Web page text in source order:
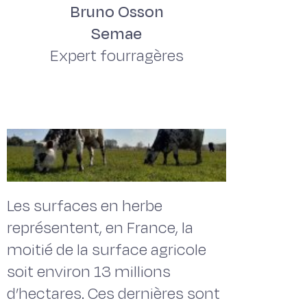
Bruno Osson
Semae
Expert fourragères
Les surfaces en herbe
représentent, en France, la
moitié de la surface agricole
soit environ 13 millions
d’hectares. Ces dernières sont